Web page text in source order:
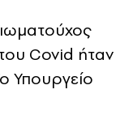
Covid ήταν
Υπουργείο